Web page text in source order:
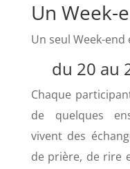
Un Week-
Un seul Week-
du 20 au
Chaque
de quelques
vivent des
de prière, de rire